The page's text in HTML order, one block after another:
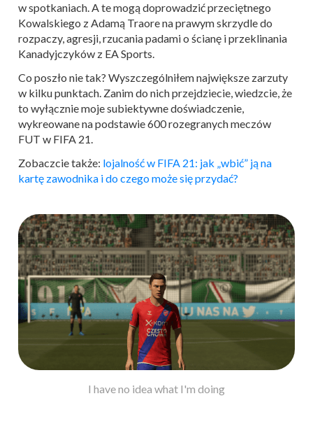
w spotkaniach. A te mogą doprowadzić przeciętnego
Kowalskiego z Adamą Traore na prawym skrzydle do
rozpaczy, agresji, rzucania padami o ścianę i przeklinania
Kanadyjczyków z EA Sports.
Co poszło nie tak? Wyszczególniłem największe zarzuty
w kilku punktach. Zanim do nich przejdziecie, wiedzcie, że
to wyłącznie moje subiektywne doświadczenie,
wykreowane na podstawie 600 rozegranych meczów
FUT w FIFA 21.
Zobaczcie także: lojalność w FIFA 21: jak „wbić” ją na
kartę zawodnika i do czego może się przydać?
I have no idea what I'm doing